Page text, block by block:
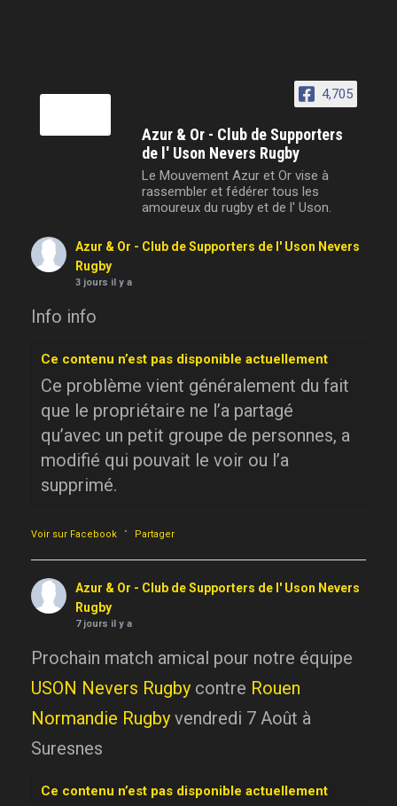
4,705
Azur & Or - Club de Supporters
de l' Uson Nevers Rugby
Le Mouvement Azur et Or vise à
rassembler et fédérer tous les
amoureux du rugby et de l' Uson.
Azur & Or - Club de Supporters de l' Uson Nevers
Rugby
3 jours il y a
Info info
Ce contenu n’est pas disponible actuellement
Ce problème vient généralement du fait
que le propriétaire ne l’a partagé
qu’avec un petit groupe de personnes, a
modifié qui pouvait le voir ou l’a
supprimé.
Voir sur Facebook · Partager
Azur & Or - Club de Supporters de l' Uson Nevers
Rugby
7 jours il y a
Prochain match amical pour notre équipe
USON Nevers Rugby contre Rouen
Normandie Rugby vendredi 7 Août à
Suresnes
Ce contenu n’est pas disponible actuellement